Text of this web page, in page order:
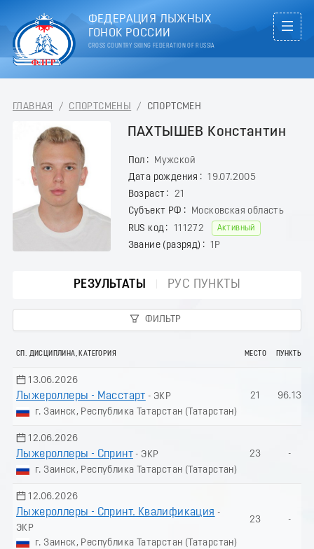
ФЕДЕРАЦИЯ ЛЫЖНЫХ
ГОНОК РОССИИ
CROSS COUNTRY SKIING FEDERATION OF RUSSIA
ГЛАВНАЯ / СПОРТСМЕНЫ / СПОРТСМЕН
ПАХТЫШЕВ Константин
Пол
Мужской
Дата рождения
19.07.2005
Возраст
21
Субъект РФ
Московская область
RUS код
111272 Активный
Звание (разряд) 1Р
РЕЗУЛЬТАТЫ РУС ПУНКТЫ
ФИЛЬТР
СП. ДИСЦИПЛИНА, КАТЕГОРИЯ МЕСТО ПУНКТЫ
13.06.2026
Лыжероллеры - Масстарт - ЭКР
г. Заинск, Республика Татарстан (Татарстан)
21 96.13
12.06.2026
Лыжероллеры - Спринт - ЭКР
г. Заинск, Республика Татарстан (Татарстан)
23 -
12.06.2026
Лыжероллеры - Спринт. Квалификация -
ЭКР
г. Заинск, Республика Татарстан (Татарстан)
23 -